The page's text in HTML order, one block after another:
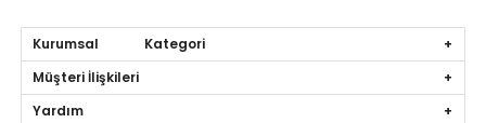
Kurumsal Kategori
Müşteri İlişkileri
Yardım